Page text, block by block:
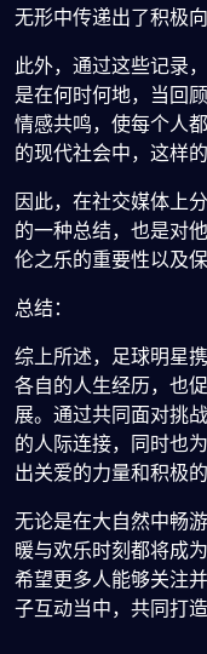
无形中传递出了积极
此外，通过这些记录
是在何时何地，当回
情感共鸣，使每个人
的现代社会中，这样
因此，在社交媒体上
的一种总结，也是对
伦之乐的重要性以及
总结：
综上所述，足球明星
各自的人生经历，也
展。通过共同面对挑
的人际连接，同时也
出关爱的力量和积极
无论是在大自然中畅
暖与欢乐时刻都将成
希望更多人能够关注
子互动当中，共同打